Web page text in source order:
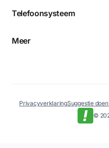
Telefoonsysteem
Meer
©
PrivacyverklaringSuggestie doen